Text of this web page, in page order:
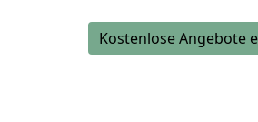
Kostenlose Angebote